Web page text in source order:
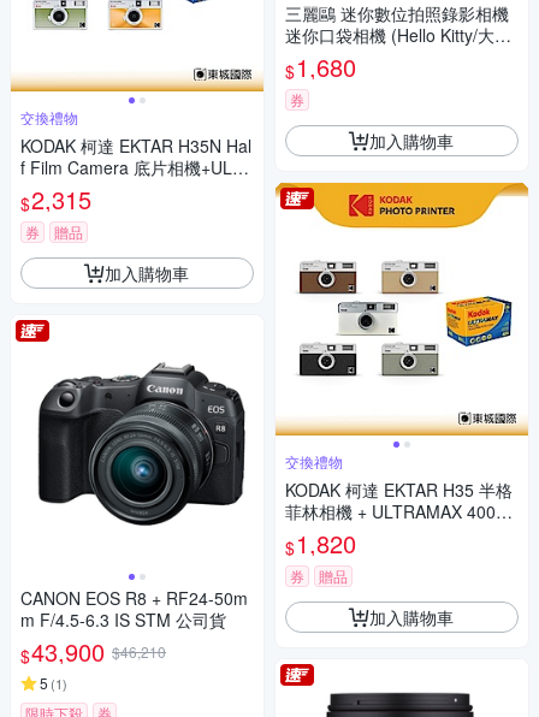
交換禮物
KODAK 柯達 EKTAR H35N Hal
f Film Camera 底片相機+ULTR
AMAX 400底片組
$2,315
券 贈品
加入購物車
CANON EOS R8 + RF24-50m
m F/4.5-6.3 IS STM 公司貨
$43,900 $46,210
5 (1)
三麗鷗 迷你數位拍照錄影相機
迷你口袋相機 (Hello Kitty/大耳
狗/酷洛米)
$1,680
券
加入購物車
交換禮物
KODAK 柯達 EKTAR H35 半格
菲林相機 + ULTRAMAX 400底
片組
$1,820
券 贈品
加入購物車